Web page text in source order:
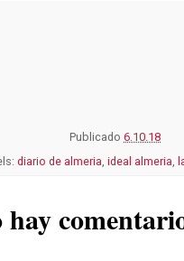
Publicado 6.10.18
diario de almeria, ideal almeria,
hay